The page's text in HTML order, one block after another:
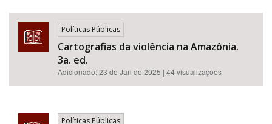
Políticas Públicas
Cartografias da violência na Amazônia.
3a. ed.
Adicionado:23 de Jan de 2025 | 44 visualizações
Políticas Públicas